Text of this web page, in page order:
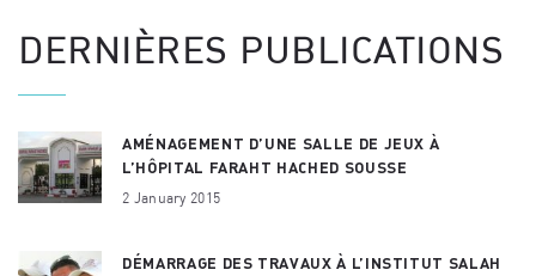
DERNIÈRES PUBLICATIONS
AMÉNAGEMENT D’UNE SALLE DE JEUX À
L’HÔPITAL FARAHT HACHED SOUSSE
2 January 2015
DÉMARRAGE DES TRAVAUX À L’INSTITUT SALAH